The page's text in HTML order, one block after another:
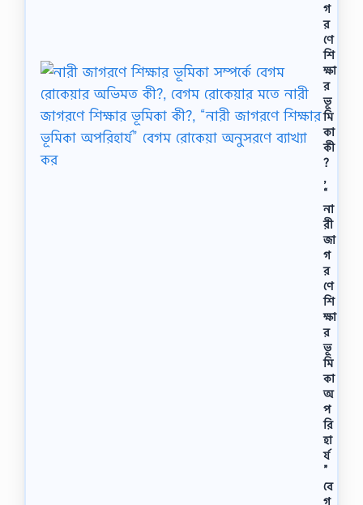
গ
র
ণে
শি
ক্ষা
র
ভূ
মি
কা
কী
?
,
“
না
রী
জা
গ
র
ণে
শি
ক্ষা
র
ভূ
মি
কা
অ
প
রি
হা
র্য
”
বে
গ